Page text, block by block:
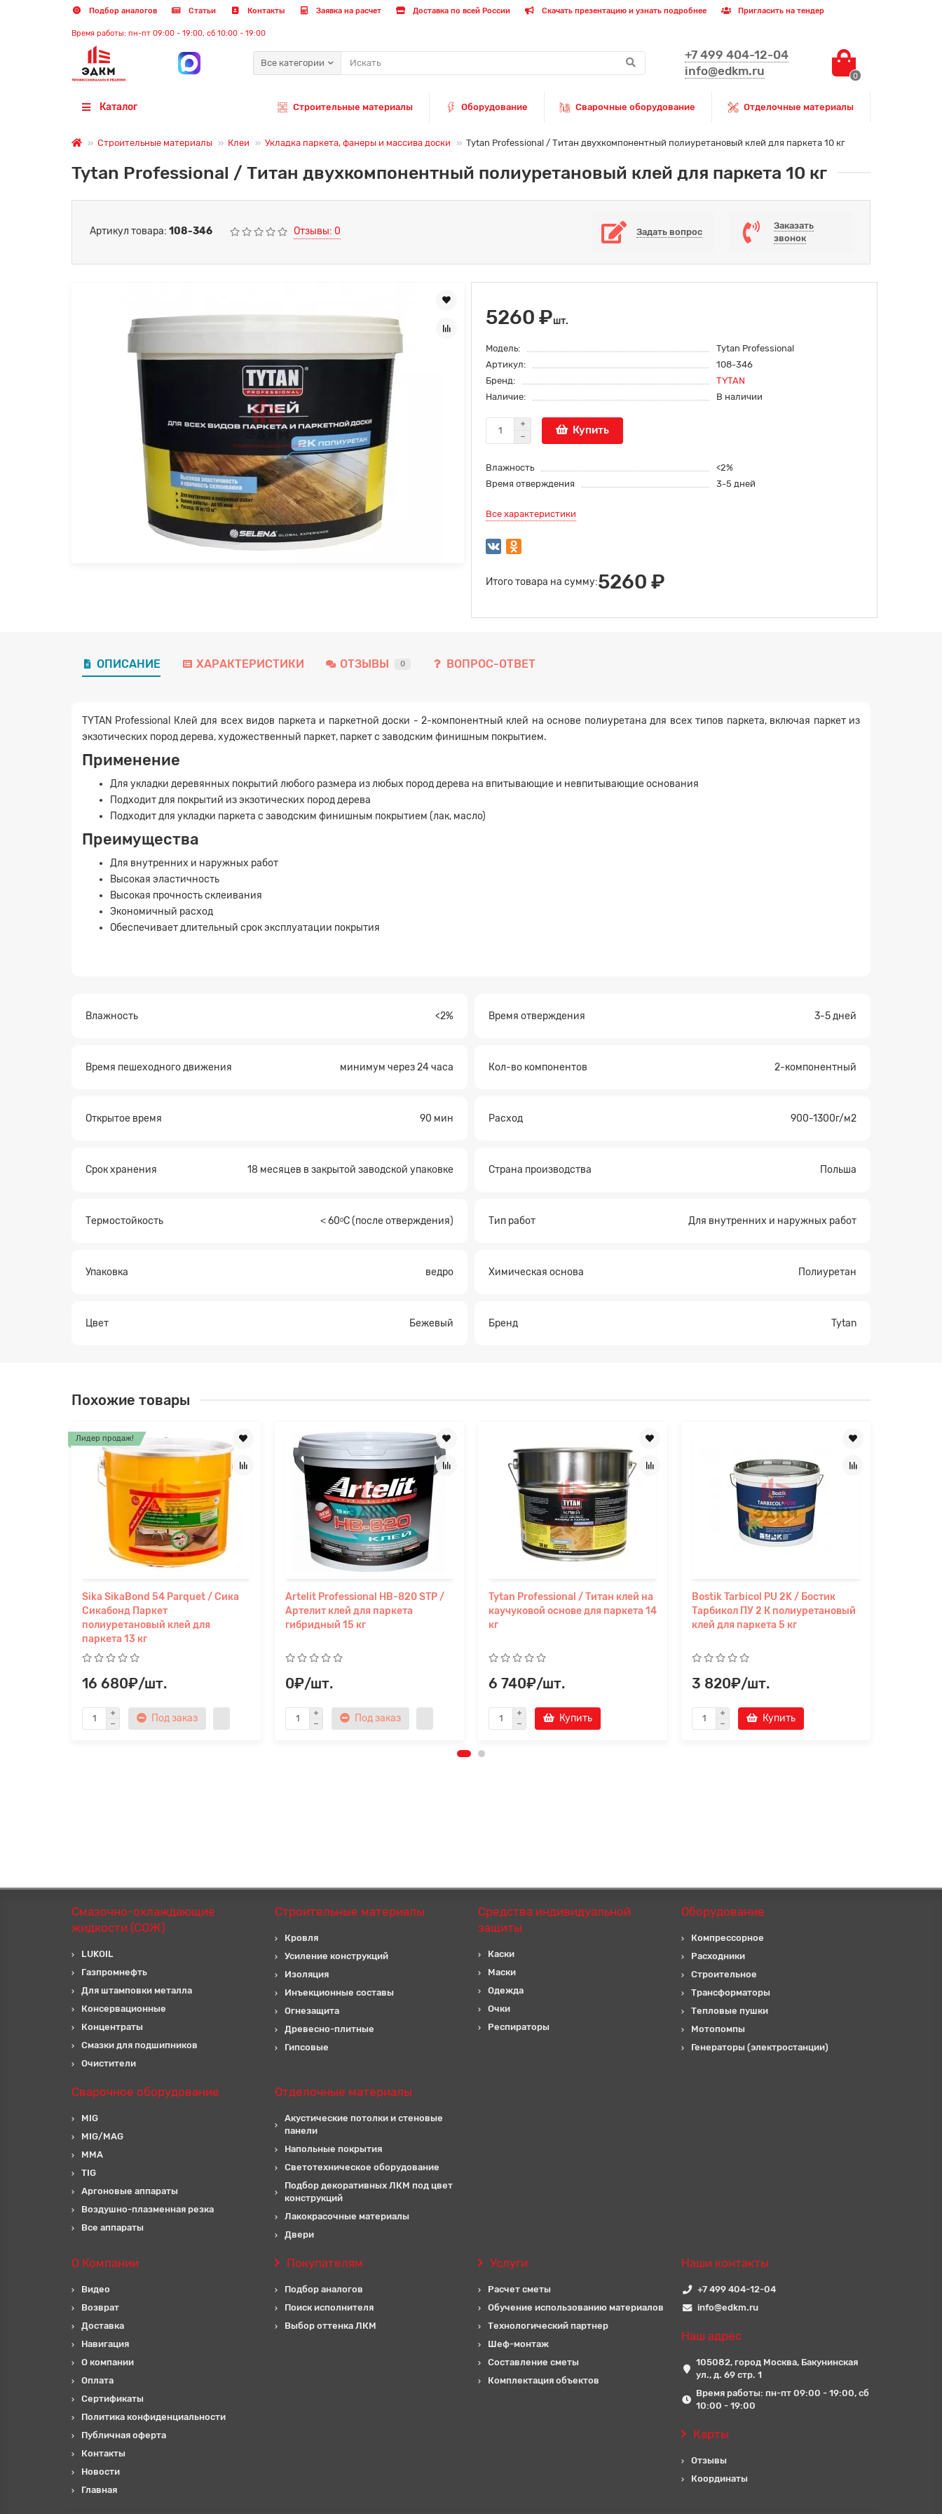
Подбор аналогов Статьи Контакты Заявка на расчет Доставка по всей России Скачать презентацию и узнать подробнее Пригласить на тендер
Время работы: пн-пт 09:00 - 19:00, сб 10:00 - 19:00
Все категории
+7 499 404-12-04
info@edkm.ru
0
Каталог Строительные материалы Оборудование Сварочные оборудование Отделочные материалы
Строительные материалы Клеи Укладка паркета, фанеры и массива доски Tytan Professional / Титан двухкомпонентный полиуретановый клей для паркета 10 кг
Tytan Professional / Титан двухкомпонентный полиуретановый клей для паркета 10 кг
Артикул товара: 108-346 Отзывы: 0 Задать вопрос
Заказать
звонок
5260 ₽шт.
Модель:
Tytan Professional
Артикул:
108-346
Бренд:
TYTAN
Наличие:
В наличии
Купить
Влажность
<2%
Время отверждения
3-5 дней
Все характеристики
Итого товара на сумму:5260 ₽
ОПИСАНИЕ ХАРАКТЕРИСТИКИ ОТЗЫВЫ 0 ВОПРОС-ОТВЕТ
TYTAN Professional Клей для всех видов паркета и паркетной доски - 2-компонентный клей на основе полиуретана для всех типов паркета, включая паркет из
экзотических пород дерева, художественный паркет, паркет с заводским финишным покрытием.
Применение
Для укладки деревянных покрытий любого размера из любых пород дерева на впитывающие и невпитывающие основания
Подходит для покрытий из экзотических пород дерева
Подходит для укладки паркета с заводским финишным покрытием (лак, масло)
Преимущества
Для внутренних и наружных работ
Высокая эластичность
Высокая прочность склеивания
Экономичный расход
Обеспечивает длительный срок эксплуатации покрытия
Влажность <2% Время отверждения 3-5 дней
Время пешеходного движения минимум через 24 часа Кол-во компонентов 2-компонентный
Открытое время 90 мин Расход 900-1300г/м2
Срок хранения 18 месяцев в закрытой заводской упаковке Страна производства Польша
Термостойкость ˂ 60ᵒС (после отверждения) Тип работ Для внутренних и наружных работ
Упаковка ведро Химическая основа Полиуретан
Цвет Бежевый Бренд Tytan
Похожие товары
Лидер продаж!
Sika SikaBond 54 Parquet / Сика
Сикабонд Паркет
полиуретановый клей для
паркета 13 кг
16 680₽/шт.
Под заказ
Artelit Professional HB-820 STP /
Артелит клей для паркета
гибридный 15 кг
0₽/шт.
Под заказ
Tytan Professional / Титан клей на
каучуковой основе для паркета 14
кг
6 740₽/шт.
Купить
Bostik Tarbicol PU 2K / Бостик
Тарбикол ПУ 2 К полиуретановый
клей для паркета 5 кг
3 820₽/шт.
Купить
Смазочно-охлаждающие
жидкости (СОЖ)
LUKOIL
Газпромнефть
Для штамповки металла
Консервационные
Концентраты
Смазки для подшипников
Очистители
Строительные материалы
Кровля
Усиление конструкций
Изоляция
Инъекционные составы
Огнезащита
Древесно-плитные
Гипсовые
Средства индивидуальной
защиты
Каски
Маски
Одежда
Очки
Респираторы
Оборудование
Компрессорное
Расходники
Строительное
Трансформаторы
Тепловые пушки
Мотопомпы
Генераторы (электростанции)
Сварочное оборудование
MIG
MIG/MAG
MMA
TIG
Аргоновые аппараты
Воздушно-плазменная резка
Все аппараты
Отделочные материалы
Акустические потолки и стеновые
панели
Напольные покрытия
Светотехническое оборудование
Подбор декоративных ЛКМ под цвет
конструкций
Лакокрасочные материалы
Двери
О Компании
Видео
Возврат
Доставка
Навигация
О компании
Оплата
Сертификаты
Политика конфиденциальности
Публичная оферта
Контакты
Новости
Главная
Покупателям
Подбор аналогов
Поиск исполнителя
Выбор оттенка ЛКМ
Услуги
Расчет сметы
Обучение использованию материалов
Технологический партнер
Шеф-монтаж
Составление сметы
Комплектация объектов
Наши контакты
+7 499 404-12-04
info@edkm.ru
Наш адрес
105082, город Москва, Бакунинская
ул., д. 69 стр. 1
Время работы: пн-пт 09:00 - 19:00, сб
10:00 - 19:00
Карты
Отзывы
Координаты